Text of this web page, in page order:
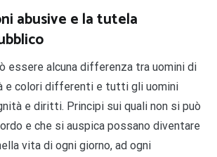
abusive e la tutela
essere alcuna differenza tra uomini di
e colori differenti e tutti gli uomini
e diritti. Principi sui quali non si può
e che si auspica possano diventare
vita di ogni giorno, ad ogni